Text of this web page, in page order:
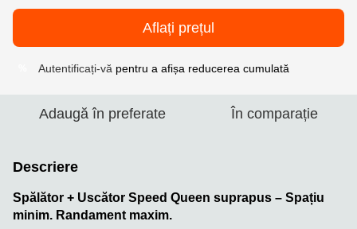
Aflați prețul
Autentificați-vă pentru a afișa reducerea cumulată
Adaugă în preferate În comparație
Descriere
Spălător + Uscător Speed Queen suprapus – Spațiu
minim. Randament maxim.